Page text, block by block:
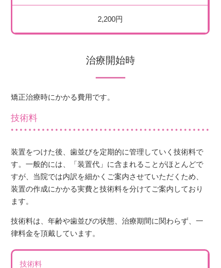
2,200円
治療開始時
矯正治療時にかかる費用です。
技術料
装置をつけた後、歯並びを定期的に管理していく技術料で
す。一般的には、「装置代」に含まれることがほとんどで
すが、当院では内訳を細かくご案内させていただくため、
装置の作成にかかる実費と技術料を分けてご案内しており
ます。
技術料は、年齢や歯並びの状態、治療期間に関わらず、一
律料金を頂戴しています。
技術料